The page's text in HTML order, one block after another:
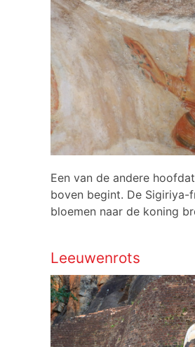
Een van de andere
boven begint. De Sigiriya-
bloemen naar de koning
Leeuwenrots